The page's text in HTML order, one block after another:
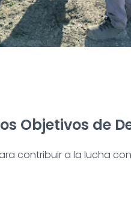
Objetivos de
contribuir a la lucha